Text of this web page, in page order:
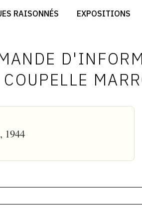
RAISONNÉS EXPOSITIONS
CRÉER SON
DEVENIR
COUPELLE
1944